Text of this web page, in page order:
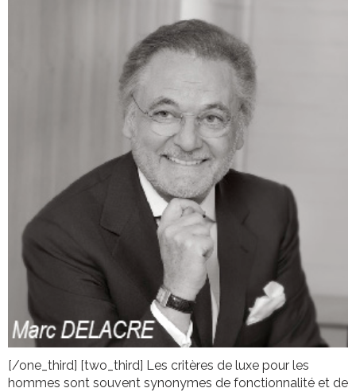
[/one_third] [two_third] Les critères de luxe pour les
hommes sont souvent synonymes de fonctionnalité et de